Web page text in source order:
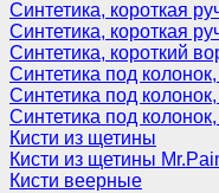
Синтетика, короткая
Синтетика, короткая
Синтетика, короткий
Синтетика под
Синтетика под
Синтетика под
Кисти из щетины
Кисти из щетины
Кисти веерные